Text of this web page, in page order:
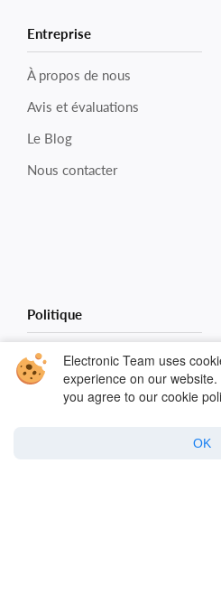
Entreprise
À propos de nous
Avis et évaluations
Le Blog
Nous contacter
Politique
Politique de confidentialité
Politique relative aux cookies
Electronic Team uses
experience on our
you agree to our cookie
OK